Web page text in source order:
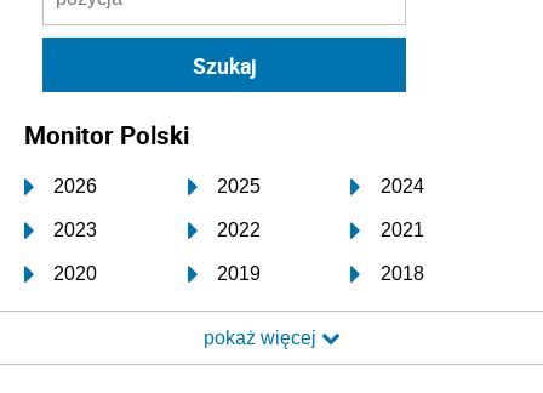
Monitor Polski
2026 2025 2024
2023 2022 2021
2020 2019 2018
2017 2016 2015
2014 2013 2012
pokaż więcej